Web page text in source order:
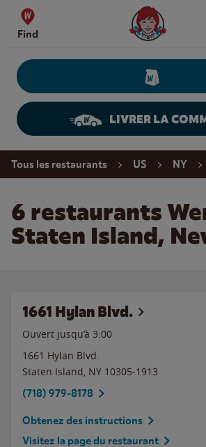
Skip to content
Find
Wendy's
LIVRER LA
Return to Nav
Tous les restaurants US NY
6 restaurants
Staten Island,
1661 Hylan Blvd.
Ouvert jusqu’à 3:00
1661 Hylan Blvd.
Staten Island, NY 10305-1913
(718) 979-8178
Obtenez des instructions
Visitez la page du restaurant